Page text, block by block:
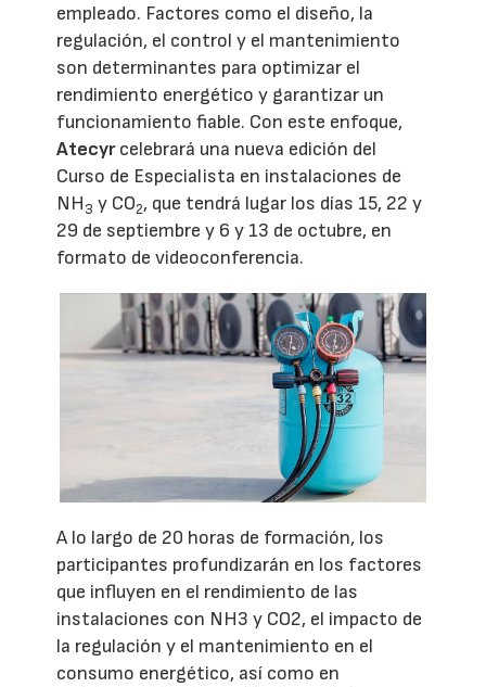
empleado. Factores como el diseño, la
regulación, el control y el mantenimiento
son determinantes para optimizar el
rendimiento energético y garantizar un
funcionamiento fiable. Con este enfoque,
Atecyrcelebrará una nueva edición del
Curso de Especialista en instalaciones de
NH3 y CO2, que tendrá lugar los días 15, 22 y
29 de septiembre y 6 y 13 de octubre, en
formato de videoconferencia.
A lo largo de 20 horas de formación, los
participantes profundizarán en los factores
que influyen en el rendimiento de las
instalaciones con NH3 y CO2, el impacto de
la regulación y el mantenimiento en el
consumo energético, así como en